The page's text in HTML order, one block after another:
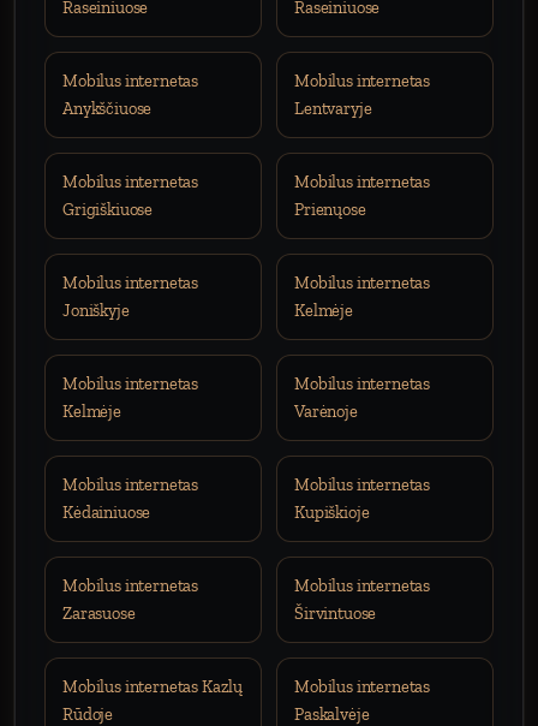
Raseiniuose Raseiniuose
Mobilus internetas
Anykščiuose
Mobilus internetas
Lentvaryje
Mobilus internetas
Grigiškiuose
Mobilus internetas
Prienųose
Mobilus internetas
Joniškyje
Mobilus internetas
Kelmėje
Mobilus internetas
Kelmėje
Mobilus internetas
Varėnoje
Mobilus internetas
Kėdainiuose
Mobilus internetas
Kupiškioje
Mobilus internetas
Zarasuose
Mobilus internetas
Širvintuose
Mobilus internetas Kazlų
Rūdoje
Mobilus internetas
Paskalvėje